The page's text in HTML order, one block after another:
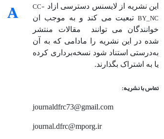
این نشریه از لایسنس دسترسی ازاد CC-
BY_NCتبعیت می کند و به موجب ان
خوانندگان می توانند مقالات منتشر
شده در این نشریه را مادامی که به آن‌
به‌درستی استناد شود نسخه‌برداری کرده
یا به اشتراک بگذارند.
تماس با نشریه:
journaldfrc73@gmail.com
journal.dfrc@mporg.ir